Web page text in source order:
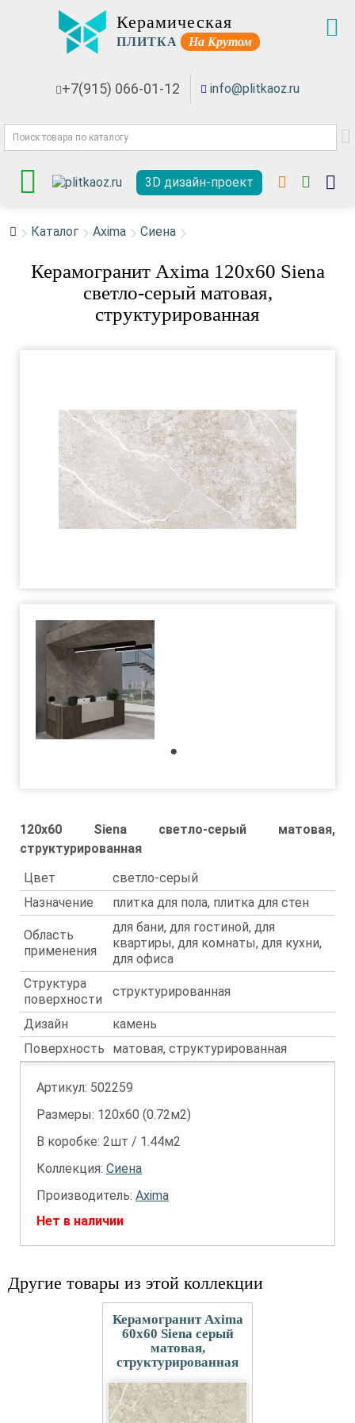
Керамическая
ПЛИТКА На Крутом
+7(915) 066-01-12 info@plitkaoz.ru
3D дизайн-проект
Каталог Axima Сиена
Керамогранит Axima 120x60 Siena
светло-серый матовая,
структурированная
120x60 Siena светло-серый матовая,
структурированная
Цвет
светло-серый
Назначение
плитка для пола, плитка для стен
Область
применения
для бани, для гостиной, для
квартиры, для комнаты, для кухни,
для офиса
Структура
поверхности
структурированная
Дизайн
камень
Поверхность
матовая, структурированная
Артикул: 502259
Размеры: 120х60 (0.72м2)
В коробке: 2шт / 1.44м2
Коллекция: Сиена
Производитель: Axima
Нет в наличии
Другие товары из этой коллекции
Керамогранит Axima
60x60 Siena серый
матовая,
структурированная